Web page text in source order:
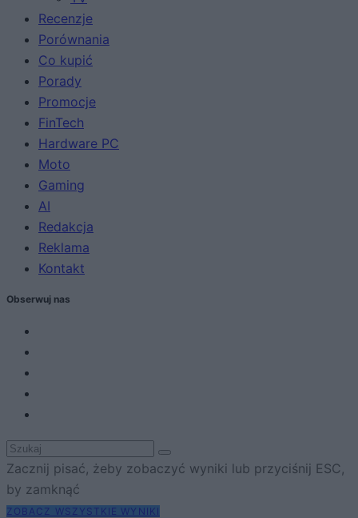
Recenzje
Porównania
Co kupić
Porady
Promocje
FinTech
Hardware PC
Moto
Gaming
AI
Redakcja
Reklama
Kontakt
Obserwuj nas
Zacznij pisać, żeby zobaczyć wyniki lub przyciśnij ESC,
by zamknąć
ZOBACZ WSZYSTKIE WYNIKI